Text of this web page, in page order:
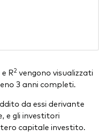
R2 vengono visualizzati
3 anni completi.
da essi derivante
e gli investitori
capitale investito.